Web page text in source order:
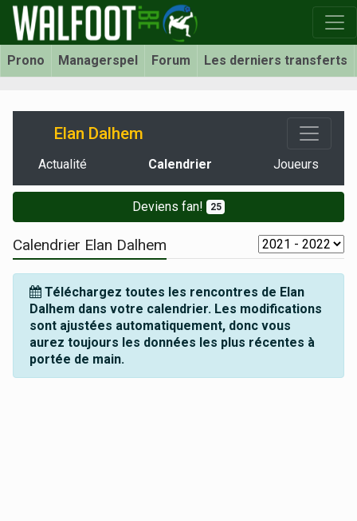
Prono Managerspel Forum Les derniers transferts
Elan Dalhem
Actualité Calendrier Joueurs
Deviens fan! 25
Calendrier Elan Dalhem
Téléchargez toutes les rencontres de Elan
Dalhem dans votre calendrier. Les modifications
sont ajustées automatiquement, donc vous
aurez toujours les données les plus récentes à
portée de main.